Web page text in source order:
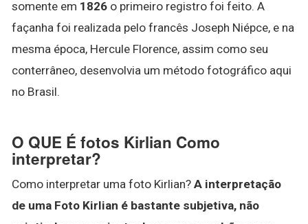
somente em 1826 o primeiro registro foi feito. A
façanha foi realizada pelo francês Joseph Niépce, e na
mesma época, Hercule Florence, assim como seu
conterrâneo, desenvolvia um método fotográfico aqui
no Brasil.
O QUE É fotos Kirlian Como
interpretar?
Como interpretar uma foto Kirlian? A interpretação
de uma Foto Kirlian é bastante subjetiva, não